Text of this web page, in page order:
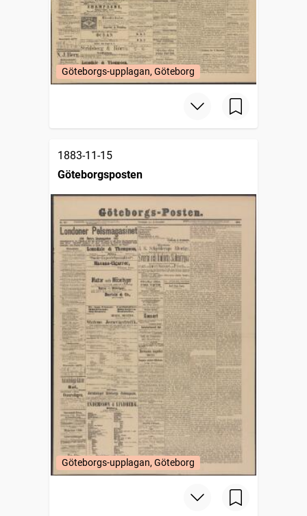
Göteborgs-upplagan, Göteborg
1883-11-15
Göteborgsposten
Göteborgs-upplagan, Göteborg